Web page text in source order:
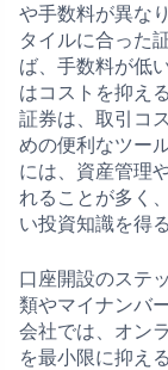
や手数料が異な
タイルに合った
ば、手数料が低
はコストを抑え
証券は、取引コ
めの便利なツー
には、資産管理
れることが多く
い投資知識を得
口座開設のステ
類やマイナンバ
会社では、オン
を最小限に抑え